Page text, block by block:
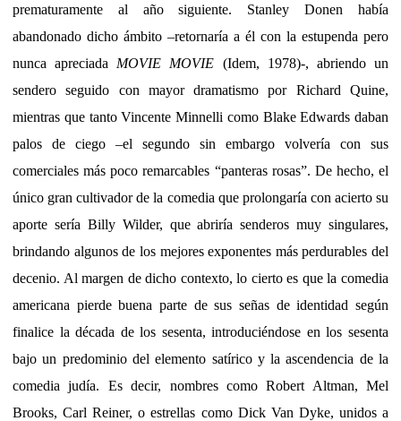
prematuramente al año siguiente. Stanley Donen había
abandonado dicho ámbito –retornaría a él con la estupenda pero
nunca apreciada MOVIE MOVIE (Idem, 1978)-, abriendo un
sendero seguido con mayor dramatismo por Richard Quine,
mientras que tanto Vincente Minnelli como Blake Edwards daban
palos de ciego –el segundo sin embargo volvería con sus
comerciales más poco remarcables “panteras rosas”. De hecho, el
único gran cultivador de la comedia que prolongaría con acierto su
aporte sería Billy Wilder, que abriría senderos muy singulares,
brindando algunos de los mejores exponentes más perdurables del
decenio. Al margen de dicho contexto, lo cierto es que la comedia
americana pierde buena parte de sus señas de identidad según
finalice la década de los sesenta, introduciéndose en los sesenta
bajo un predominio del elemento satírico y la ascendencia de la
comedia judía. Es decir, nombres como Robert Altman, Mel
Brooks, Carl Reiner, o estrellas como Dick Van Dyke, unidos a